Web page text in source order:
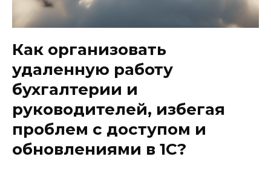
Как организовать
удаленную работу
бухгалтерии и
руководителей, избегая
проблем с доступом и
обновлениями в 1С?